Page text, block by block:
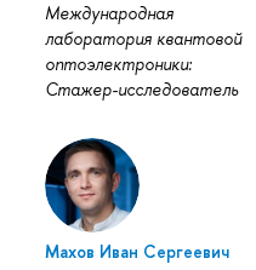
Международная
лаборатория квантовой
оптоэлектроники:
Стажер-исследователь
Махов Иван Сергеевич